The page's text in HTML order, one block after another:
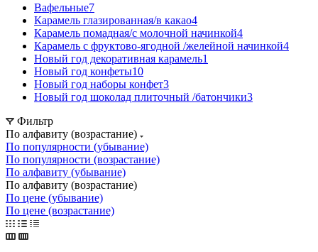
Вафельные7
Карамель глазированная/в какао4
Карамель помадная/с молочной начинкой4
Карамель с фруктово-ягодной /желейной начинкой4
Новый год декоративная карамель1
Новый год конфеты10
Новый год наборы конфет3
Новый год шоколад плиточный /батончики3
Фильтр
По алфавиту (возрастание)
По популярности (убывание)
По популярности (возрастание)
По алфавиту (убывание)
По алфавиту (возрастание)
По цене (убывание)
По цене (возрастание)